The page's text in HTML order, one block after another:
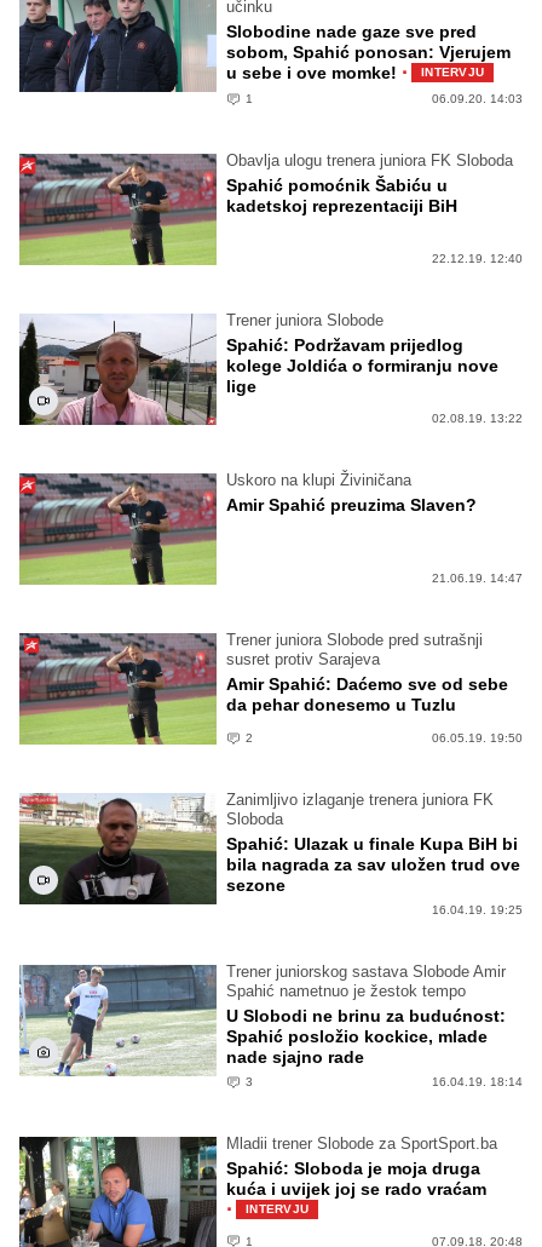
učinku
Slobodine nade gaze sve pred
sobom, Spahić ponosan: Vjerujem
u sebe i ove momke! ·
INTERVJU
1
06.09.20. 14:03
Obavlja ulogu trenera juniora FK Sloboda
Spahić pomoćnik Šabiću u
kadetskoj reprezentaciji BiH
22.12.19. 12:40
Trener juniora Slobode
Spahić: Podržavam prijedlog
kolege Joldića o formiranju nove
lige
02.08.19. 13:22
Uskoro na klupi Živiničana
Amir Spahić preuzima Slaven?
21.06.19. 14:47
Trener juniora Slobode pred sutrašnji
susret protiv Sarajeva
Amir Spahić: Daćemo sve od sebe
da pehar donesemo u Tuzlu
2 06.05.19. 19:50
Zanimljivo izlaganje trenera juniora FK
Sloboda
Spahić: Ulazak u finale Kupa BiH bi
bila nagrada za sav uložen trud ove
sezone
16.04.19. 19:25
Trener juniorskog sastava Slobode Amir
Spahić nametnuo je žestok tempo
U Slobodi ne brinu za budućnost:
Spahić posložio kockice, mlade
nade sjajno rade
3 16.04.19. 18:14
Mladii trener Slobode za SportSport.ba
Spahić: Sloboda je moja druga
kuća i uvijek joj se rado vraćam
· INTERVJU
1 07.09.18. 20:48